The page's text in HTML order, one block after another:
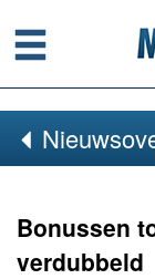
Menu
Bonussen
verdubbeld